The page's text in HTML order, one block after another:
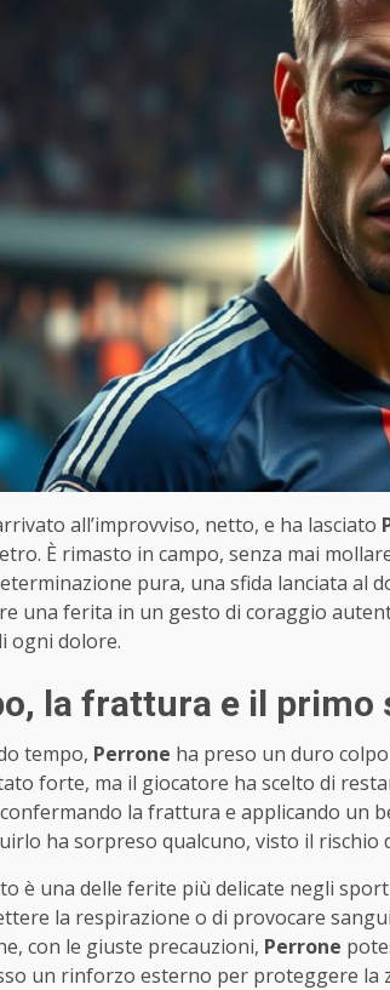
all’improvviso, netto, e ha lasciato
È rimasto in campo, senza mai
pura, una sfida lanciata al
una ferita in un gesto di coraggio
ogni dolore.
la frattura e il primo
tempo, Perrone ha preso un duro
forte, ma il giocatore ha scelto di
la frattura e applicando un
ha sorpreso qualcuno, visto il rischio
è una delle ferite più delicate negli
la respirazione o di provocare
con le giuste precauzioni, Perrone
un rinforzo esterno per proteggere la